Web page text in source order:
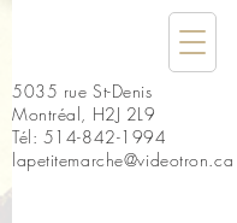
5035 rue St-Denis
Montréal, H2J 2L9
Tél: 514-842-1994
lapetitemarche@videotron.ca